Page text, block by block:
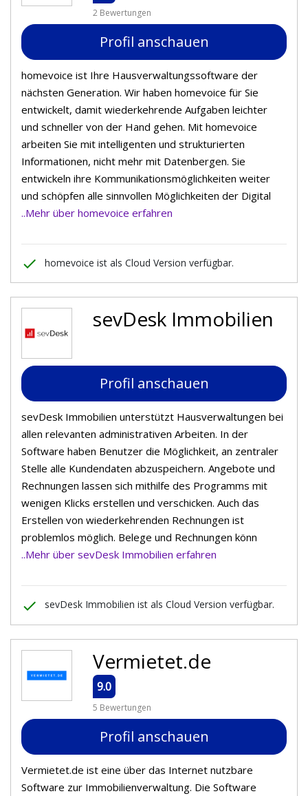
2 Bewertungen
Profil anschauen
homevoice ist Ihre Hausverwaltungssoftware der
nächsten Generation. Wir haben homevoice für Sie
entwickelt, damit wiederkehrende Aufgaben leichter
und schneller von der Hand gehen. Mit homevoice
arbeiten Sie mit intelligenten und strukturierten
Informationen, nicht mehr mit Datenbergen. Sie
entwickeln ihre Kommunikationsmöglichkeiten weiter
und schöpfen alle sinnvollen Möglichkeiten der Digital
..Mehr über homevoice erfahren
done homevoice ist als Cloud Version verfügbar.
sevDesk Immobilien
Profil anschauen
sevDesk Immobilien unterstützt Hausverwaltungen bei
allen relevanten administrativen Arbeiten. In der
Software haben Benutzer die Möglichkeit, an zentraler
Stelle alle Kundendaten abzuspeichern. Angebote und
Rechnungen lassen sich mithilfe des Programms mit
wenigen Klicks erstellen und verschicken. Auch das
Erstellen von wiederkehrenden Rechnungen ist
problemlos möglich. Belege und Rechnungen könn
..Mehr über sevDesk Immobilien erfahren
done sevDesk Immobilien ist als Cloud Version verfügbar.
Vermietet.de
9.0
5 Bewertungen
Profil anschauen
Vermietet.de ist eine über das Internet nutzbare
Software zur Immobilienverwaltung. Die Software